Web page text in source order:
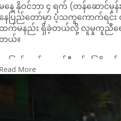
နေ့ နိုဝင်ဘာ ၄ ရက် (တန်ဆောင်မု
ေပြည်တော်မှာ ပံ့သကူကောက်ရင်
က်မနည်း ရှိခဲ့တယ်လို့ လူမှုကူညီရ
ယ်။
ေပြည်တော် ကောင်စီနယ်မြေရှိ ပျဉ်
ျေးရွာအနီးမှာ မနေ့ည ၈ နာရီ
မျိုးသားတယောက်နဲ့ ကိုရင်တပါ
က်မိမှု ဖြစ်ပွားခဲ့တယ်လို့ မိုးစေတ
တယောက်က ပြောပါတယ်။
More